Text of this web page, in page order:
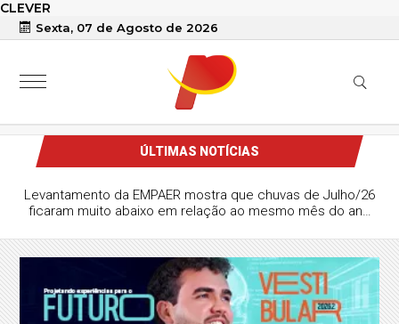
CLEVER
Sexta, 07 de Agosto de 2026
ÚLTIMAS NOTÍCIAS
Levantamento da EMPAER mostra que chuvas de Julho/26
ficaram muito abaixo em relação ao mesmo mês do ano